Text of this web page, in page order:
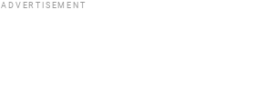
ADVERTISEMENT